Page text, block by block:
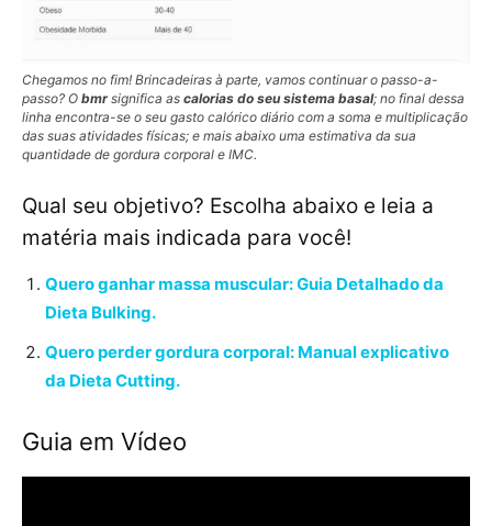
Chegamos no fim! Brincadeiras à parte, vamos continuar o passo-a-
passo? O bmr significa as calorias do seu sistema basal; no final dessa
linha encontra-se o seu gasto calórico diário com a soma e multiplicação
das suas atividades físicas; e mais abaixo uma estimativa da sua
quantidade de gordura corporal e IMC.
Qual seu objetivo? Escolha abaixo e leia a
matéria mais indicada para você!
Quero ganhar massa muscular: Guia Detalhado da
Dieta Bulking.
Quero perder gordura corporal: Manual explicativo
da Dieta Cutting.
Guia em Vídeo